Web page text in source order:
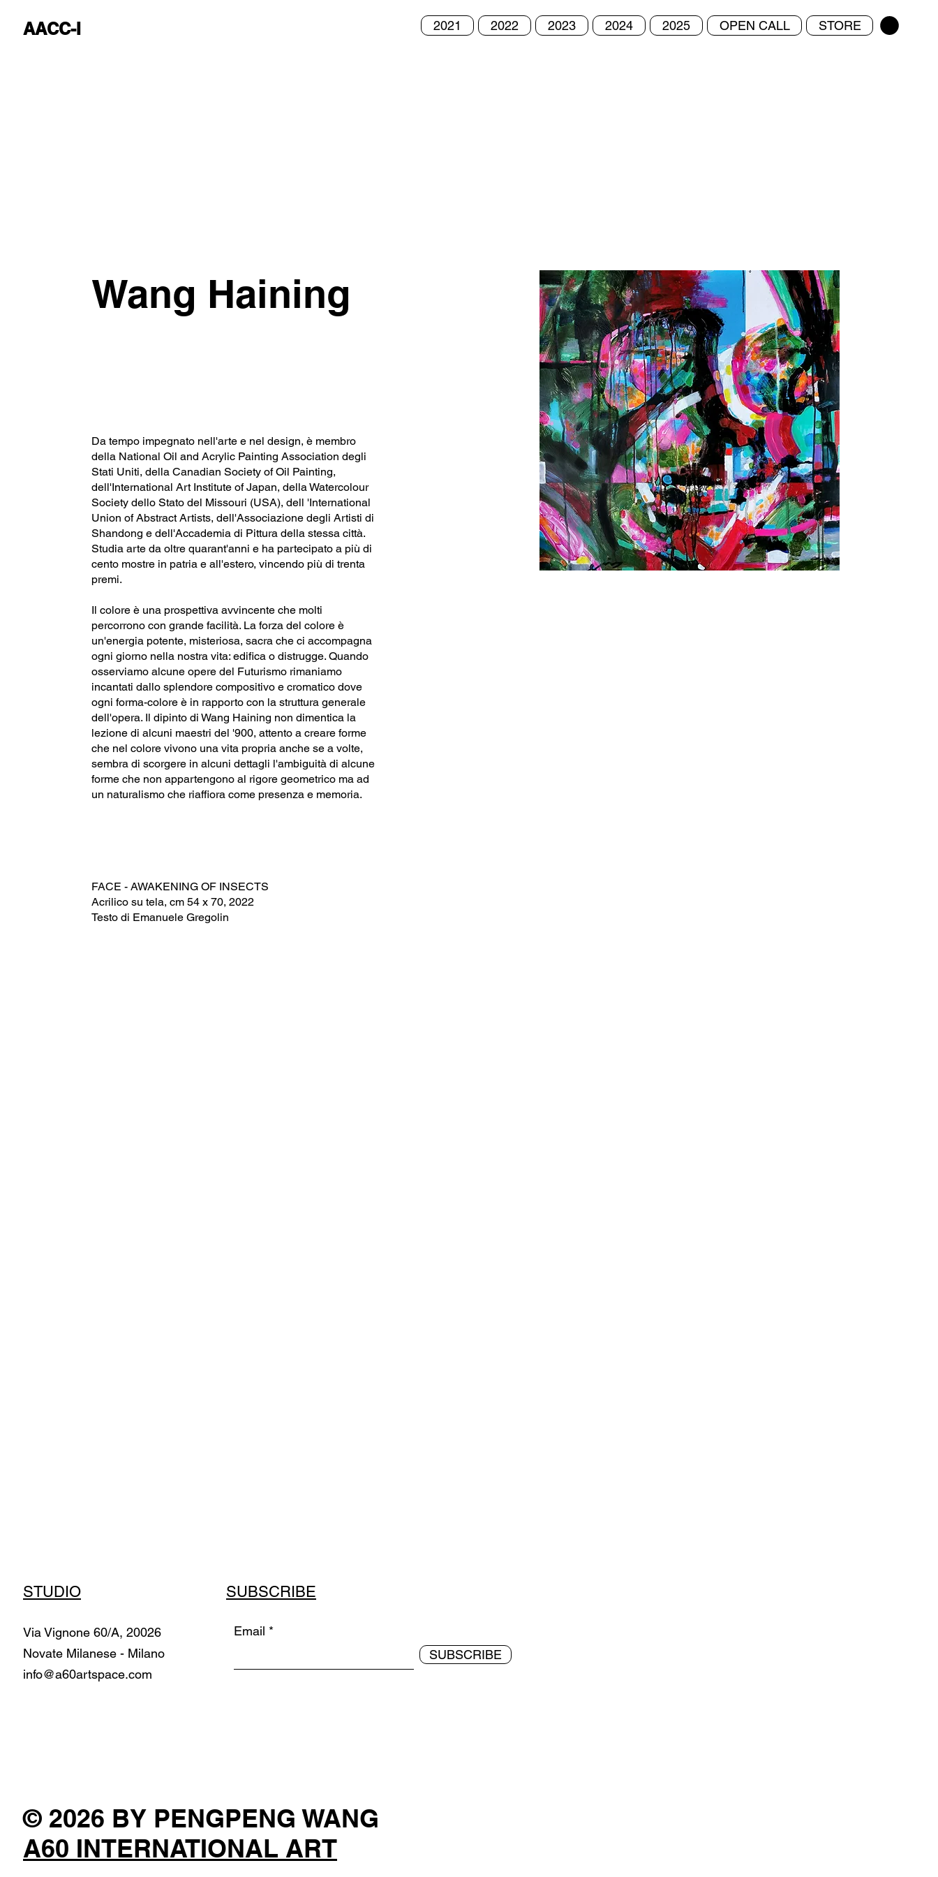
AACC-I 2021 2022 2023 2024 2025 OPEN CALL STORE
Wang Haining
Da tempo impegnato nell'arte e nel design, è membro
della National Oil and Acrylic Painting Association degli
Stati Uniti, della Canadian Society of Oil Painting,
dell'International Art Institute of Japan, della Watercolour
Society dello Stato del Missouri (USA), dell 'International
Union of Abstract Artists, dell'Associazione degli Artisti di
Shandong e dell'Accademia di Pittura della stessa città.
Studia arte da oltre quarant'anni e ha partecipato a più di
cento mostre in patria e all'estero, vincendo più di trenta
premi.
Il colore è una prospettiva avvincente che molti
percorrono con grande facilità. La forza del colore è
un'energia potente, misteriosa, sacra che ci accompagna
ogni giorno nella nostra vita: edifica o distrugge. Quando
osserviamo alcune opere del Futurismo rimaniamo
incantati dallo splendore compositivo e cromatico dove
ogni forma-colore è in rapporto con la struttura generale
dell'opera. Il dipinto di Wang Haining non dimentica la
lezione di alcuni maestri del '900, attento a creare forme
che nel colore vivono una vita propria anche se a volte,
sembra di scorgere in alcuni dettagli l'ambiguità di alcune
forme che non appartengono al rigore geometrico ma ad
un naturalismo che riaffiora come presenza e memoria.
FACE - AWAKENING OF INSECTS
Acrilico su tela, cm 54 x 70, 2022
Testo di Emanuele Gregolin
STUDIO
Via Vignone 60/A, 20026
Novate Milanese - Milano
info@a60artspace.com
SUBSCRIBE
Email
SUBSCRIBE
© 2026 BY PENGPENG WANG
A60 INTERNATIONAL ART